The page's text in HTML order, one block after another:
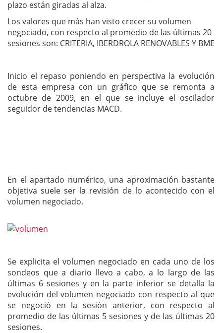
plazo están giradas al alza.
Los valores que más han visto crecer su volumen
negociado, con respecto al promedio de las últimas 20
sesiones son: CRITERIA, IBERDROLA RENOVABLES Y BME
Inicio el repaso poniendo en perspectiva la evolución
de esta empresa con un gráfico que se remonta a
octubre de 2009, en el que se incluye el oscilador
seguidor de tendencias MACD.
En el apartado numérico, una aproximación bastante
objetiva suele ser la revisión de lo acontecido con el
volumen negociado.
Se explicita el volumen negociado en cada uno de los
sondeos que a diario llevo a cabo, a lo largo de las
últimas 6 sesiones y en la parte inferior se detalla la
evolución del volumen negociado con respecto al que
se negoció en la sesión anterior, con respecto al
promedio de las últimas 5 sesiones y de las últimas 20
sesiones.